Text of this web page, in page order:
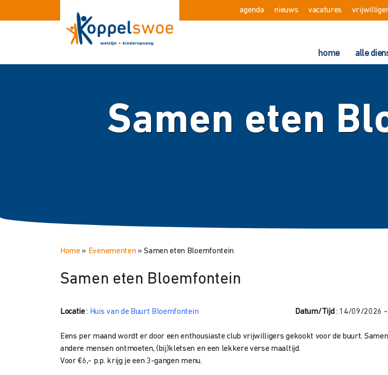
agenda nieuws vacatures
home alle
Samen eten
Home» Evenementen»Samen eten Bloemfontein
Samen eten Bloemfontein
Locatie: Huis van de Buurt Bloemfontein Datum/Tijd : 14/09/2026 -
Eens per maand wordt er door een enthousiaste club vrijwilligers gekookt voor de buurt.
andere mensen ontmoeten, (bij)kletsen en een lekkere verse maaltijd.
Voor €6,- p.p. krijg je een 3-gangen menu.